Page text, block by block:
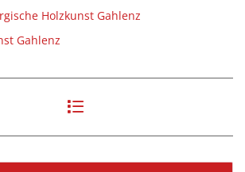
Holzkunst Gahlenz
Gahlenz